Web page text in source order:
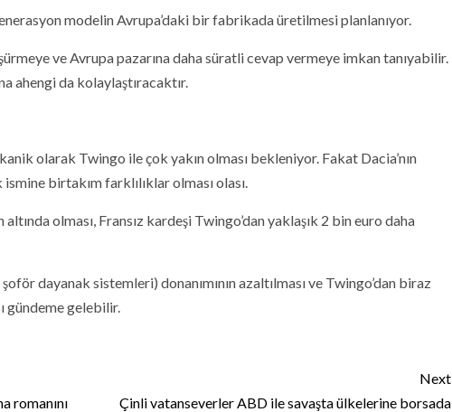
modelin Avrupa’daki bir fabrikada üretilmesi planlanıyor.
ve Avrupa pazarına daha süratli cevap vermeye imkan tanıyabilir.
ahengi da kolaylaştıracaktır.
olarak Twingo ile çok yakın olması bekleniyor. Fakat Dacia’nın
birtakım farklılıklar olması olası.
olması, Fransız kardeşi Twingo’dan yaklaşık 2 bin euro daha
dayanak sistemleri) donanımının azaltılması ve Twingo’dan biraz
gündeme gelebilir.
romanını
Next
Çinli vatanseverler ABD ile savaşta ülkelerine borsada